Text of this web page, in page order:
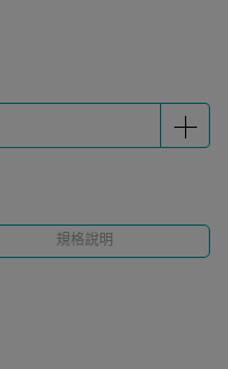
規格說明